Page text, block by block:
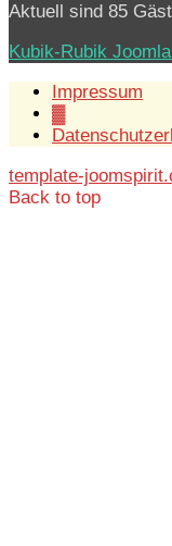
Aktuell sind 85
Kubik-Rubik
Impressum
▓
template-
Back to top